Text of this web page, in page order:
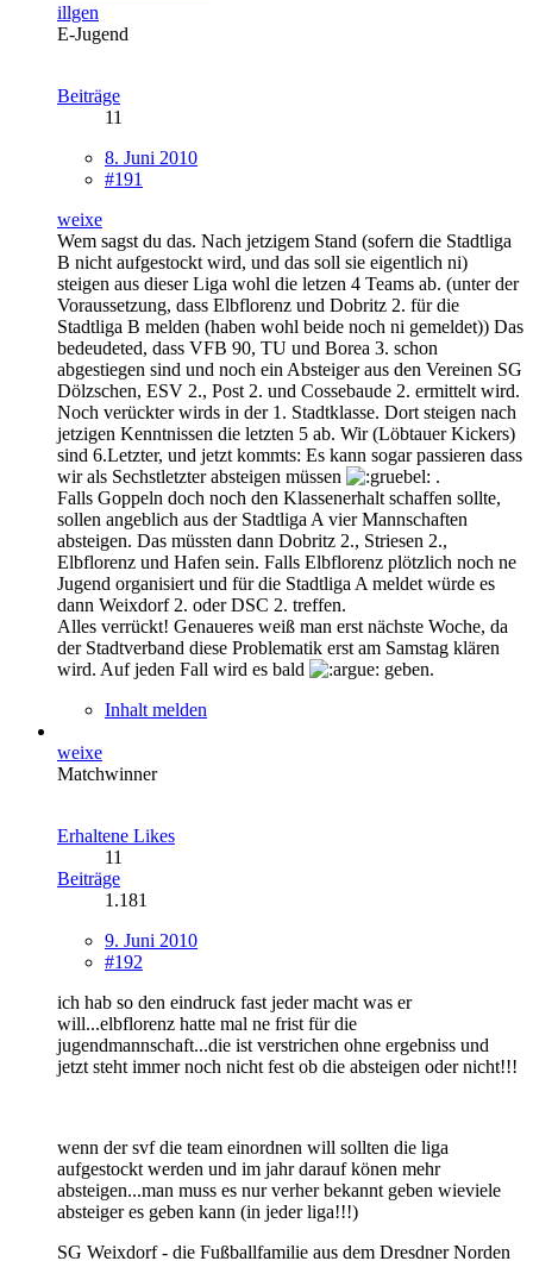
illgen
E-Jugend
Beiträge
11
8. Juni 2010
#191
weixe
Wem sagst du das. Nach jetzigem Stand (sofern die Stadtliga
B nicht aufgestockt wird, und das soll sie eigentlich ni)
steigen aus dieser Liga wohl die letzen 4 Teams ab. (unter der
Voraussetzung, dass Elbflorenz und Dobritz 2. für die
Stadtliga B melden (haben wohl beide noch ni gemeldet)) Das
bedeudeted, dass VFB 90, TU und Borea 3. schon
abgestiegen sind und noch ein Absteiger aus den Vereinen SG
Dölzschen, ESV 2., Post 2. und Cossebaude 2. ermittelt wird.
Noch verückter wirds in der 1. Stadtklasse. Dort steigen nach
jetzigen Kenntnissen die letzten 5 ab. Wir (Löbtauer Kickers)
sind 6.Letzter, und jetzt kommts: Es kann sogar passieren dass
wir als Sechstletzter absteigen müssen
.
Falls Goppeln doch noch den Klassenerhalt schaffen sollte,
sollen angeblich aus der Stadtliga A vier Mannschaften
absteigen. Das müssten dann Dobritz 2., Striesen 2.,
Elbflorenz und Hafen sein. Falls Elbflorenz plötzlich noch ne
Jugend organisiert und für die Stadtliga A meldet würde es
dann Weixdorf 2. oder DSC 2. treffen.
Alles verrückt! Genaueres weiß man erst nächste Woche, da
der Stadtverband diese Problematik erst am Samstag klären
wird. Auf jeden Fall wird es bald
geben.
Inhalt melden
weixe
Matchwinner
Erhaltene Likes
11
Beiträge
1.181
9. Juni 2010
#192
ich hab so den eindruck fast jeder macht was er
will...elbflorenz hatte mal ne frist für die
jugendmannschaft...die ist verstrichen ohne ergebniss und
jetzt steht immer noch nicht fest ob die absteigen oder nicht!!!
wenn der svf die team einordnen will sollten die liga
aufgestockt werden und im jahr darauf könen mehr
absteigen...man muss es nur verher bekannt geben wieviele
absteiger es geben kann (in jeder liga!!!)
SG Weixdorf - die Fußballfamilie aus dem Dresdner Norden